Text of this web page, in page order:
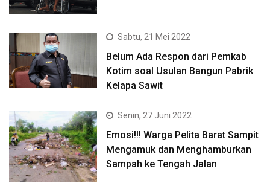
Sabtu, 21 Mei 2022
Belum Ada Respon dari Pemkab
Kotim soal Usulan Bangun Pabrik
Kelapa Sawit
Senin, 27 Juni 2022
Emosi!!! Warga Pelita Barat Sampit
Mengamuk dan Menghamburkan
Sampah ke Tengah Jalan